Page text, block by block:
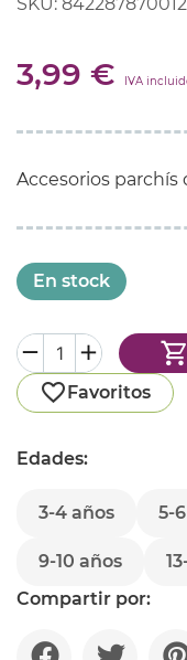
3,99 € IVA
Accesorios
En stock
Favoritos
Edades:
3-4 años 5-
9-10 años
Compartir por: